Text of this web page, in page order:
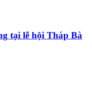
tại lễ hội Tháp Bà